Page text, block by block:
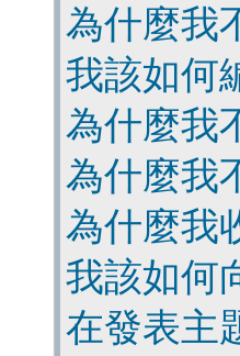
為什麼我
我該如何
為什麼我
為什麼我
為什麼我
我該如何
在發表主